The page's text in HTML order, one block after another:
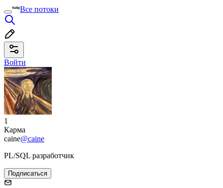
Все потоки
Войти
1
Карма
caine@caine
PL/SQL разработчик
Подписаться